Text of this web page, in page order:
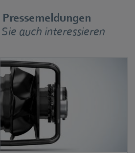
auch interessieren